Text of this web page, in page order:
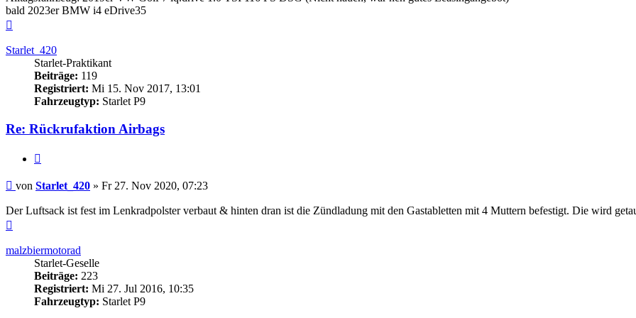
bald 2023er BMW i4 eDrive35
Starlet_420
Starlet-Praktikant
Beiträge: 119
Registriert: Mi 15. Nov 2017, 13:01
Fahrzeugtyp: Starlet P9
Re: Rückrufaktion Airbags
Beitrag
von Starlet_420 » Fr 27. Nov 2020, 07:23
Der Luftsack ist fest im Lenkradpolster verbaut & hinten dran ist die Zündladung mit den Gastabletten mit 4 Muttern befestigt. Die wird
malzbiermotorad
Starlet-Geselle
Beiträge: 223
Registriert: Mi 27. Jul 2016, 10:35
Fahrzeugtyp: Starlet P9